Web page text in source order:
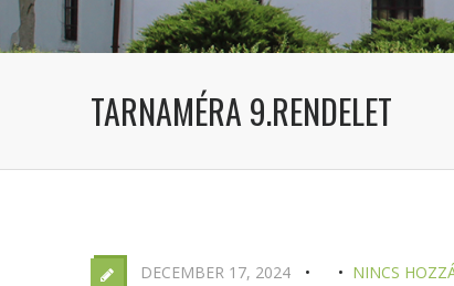
TARNAMÉRA 9.RENDELET
DECEMBER 17, 2024 NINCS